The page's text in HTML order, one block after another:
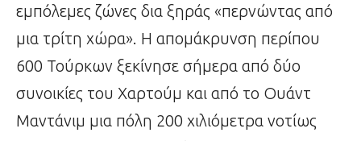
εμπόλεμες ζώνες δια ξηράς «περνώντας από
μια τρίτη χώρα». Η απομάκρυνση περίπου
600 Τούρκων ξεκίνησε σήμερα από δύο
συνοικίες του Χαρτούμ και από το Ουάντ
Μαντάνιμ μια πόλη 200 χιλιόμετρα νοτίως